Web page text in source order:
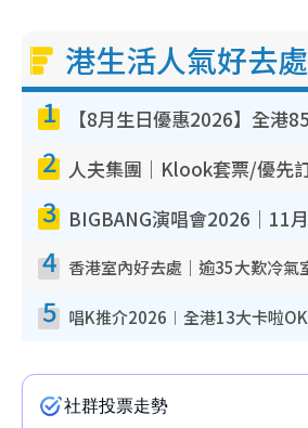
港生活人氣好去處
1
2
3
4
5